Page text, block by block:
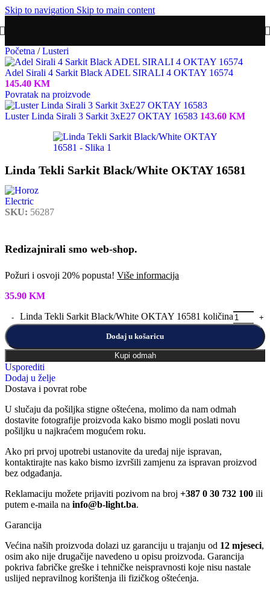
Skip to navigation Skip to main content
Početna / Lusteri
Adel Sirali 4 Sarkit Black ADEL SIRALI 4 OKTAY 16574
145.40 KM
Povratak na proizvode
Luster Linda Sirali 3 Sarkit 3xE27 OKTAY 16583 143.60 KM
Linda Tekli Sarkit Black/White OKTAY 16581
SKU: 56287
Redizajnirali smo web-shop.
Požuri i osvoji 20% popusta! Više informacija
35.90 KM
Linda Tekli Sarkit Black/White OKTAY 16581 količina
Dodaj u košaricu
Kupi odmah
Usporediti
Dodaj u želje
Dostava i povrat robe
U slučaju da pošiljka stigne oštećena, molimo da nam odmah
dostavite fotografije proizvoda kako bismo mogli poslati novu
pošiljku u najkraćem mogućem roku.
Ako pri prvoj upotrebi ustanovite da uređaj nije ispravan,
kontaktirajte nas kako bismo izvršili zamjenu za ispravan proizvod
bez odgađanja.
Reklamaciju možete prijaviti pozivom na broj +387 0 30 732 100 ili
putem e-maila na info@b-light.ba.
Garancija
Većina naših proizvoda dolazi uz garanciju u trajanju od 12 mjeseci,
osim ako nije drugačije navedeno u opisu proizvoda. Garancija
pokriva fabričke greške i tehničke neispravnosti koje nisu nastale
uslijed nepravilnog korištenja ili fizičkog oštećenja.